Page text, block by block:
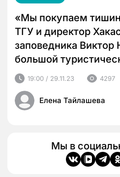
«Мы покупаем
ТГУ и директор
заповедника
большой
19:00 / 29.11.23 4297
Елена Тайлашева
Мы в